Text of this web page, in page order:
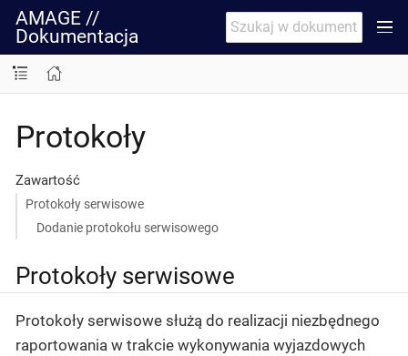
AMAGE //
Dokumentacja
Protokoły
Zawartość
Protokoły serwisowe
Dodanie protokołu serwisowego
Protokoły serwisowe
Protokoły serwisowe służą do realizacji niezbędnego
raportowania w trakcie wykonywania wyjazdowych